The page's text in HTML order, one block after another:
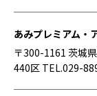
あみプレミアム・
〒300-1161 茨城
440区 TEL.029-